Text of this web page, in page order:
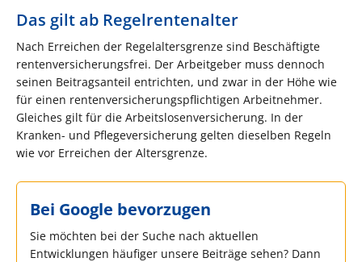
Das gilt ab Regelrentenalter
Nach Erreichen der Regelaltersgrenze sind Beschäftigte
rentenversicherungsfrei. Der Arbeitgeber muss dennoch
seinen Beitragsanteil entrichten, und zwar in der Höhe wie
für einen rentenversicherungspflichtigen Arbeitnehmer.
Gleiches gilt für die Arbeitslosenversicherung. In der
Kranken- und Pflegeversicherung gelten dieselben Regeln
wie vor Erreichen der Altersgrenze.
Bei Google bevorzugen
Sie möchten bei der Suche nach aktuellen
Entwicklungen häufiger unsere Beiträge sehen? Dann